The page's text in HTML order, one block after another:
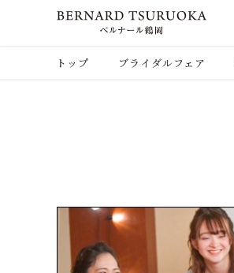
トップ ブライダルフェア